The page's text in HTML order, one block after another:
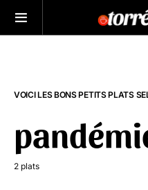
VOICI LES BONS PETITS PLATS
2 plats